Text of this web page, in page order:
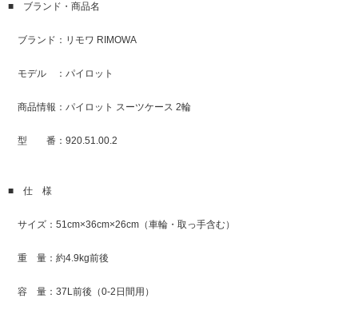
■ ブランド・商品名
ブランド：リモワ RIMOWA
モデル ：パイロット
商品情報：パイロット スーツケース 2輪
型 番：920.51.00.2
■ 仕 様
サイズ：51cm×36cm×26cm（車輪・取っ手含む）
重 量：約4.9kg前後
容 量：37L前後（0-2日間用）